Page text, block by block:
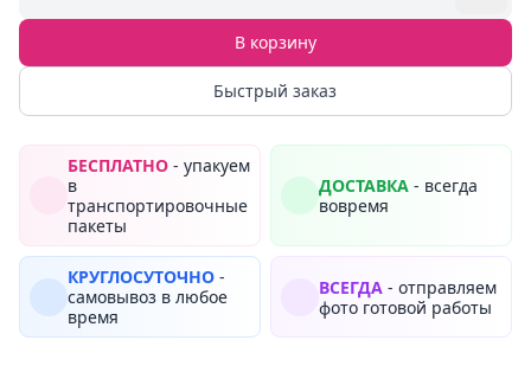
В корзину
Быстрый заказ
БЕСПЛАТНО - упакуем
в
транспортировочные
пакеты
ДОСТАВКА - всегда
вовремя
КРУГЛОСУТОЧНО -
самовывоз в любое
время
ВСЕГДА - отправляем
фото готовой работы